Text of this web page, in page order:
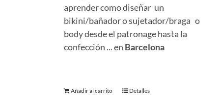
aprender como diseñar un
bikini/bañador o sujetador/braga o
body desde el patronage hasta la
confección ... en Barcelona
Añadir al carrito Detalles